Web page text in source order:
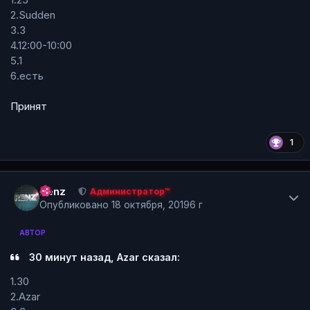
2.Sudden
3.3
4.12:00-10:00
5.1
6.есть
Принят
1
Renz Администратор™
Опубликовано 18 октября, 20196 г
АВТОР
30 минут назад, Azar сказал:
1.30
2.Azar